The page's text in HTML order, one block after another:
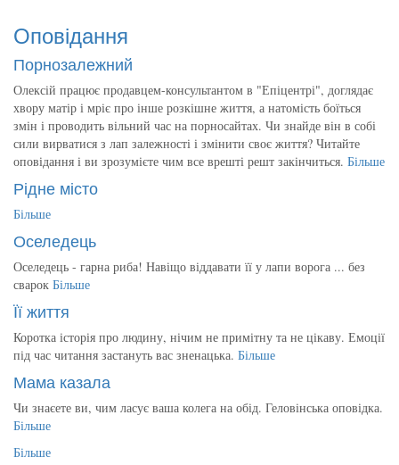
Оповідання
Порнозалежний
Олексій працює продавцем-консультантом в "Епіцентрі", доглядає
хвору матір і мріє про інше розкішне життя, а натомість боїться
змін і проводить вільний час на порносайтах. Чи знайде він в собі
сили вирватися з лап залежності і змінити своє життя? Читайте
оповідання і ви зрозумієте чим все врешті решт закінчиться. Більше
Рідне місто
Більше
Оселедець
Оселедець - гарна риба! Навіщо віддавати її у лапи ворога ... без
сварок Більше
Її життя
Коротка історія про людину, нічим не примітну та не цікаву. Емоції
під час читання застануть вас зненацька. Більше
Мама казала
Чи знаєете ви, чим ласує ваша колега на обід. Геловінська оповідка.
Більше
Більше